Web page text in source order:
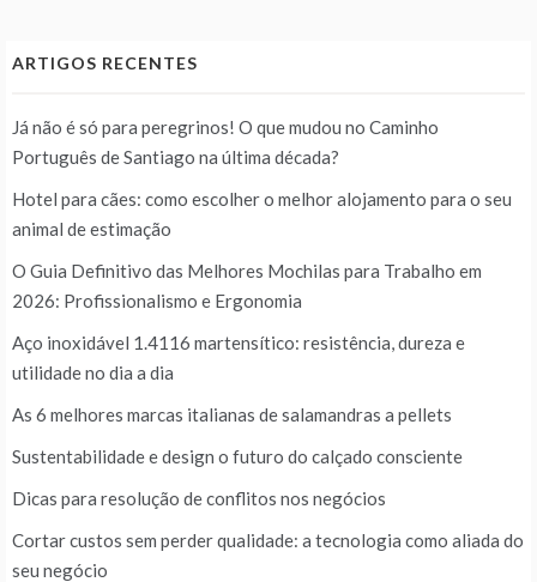
ARTIGOS RECENTES
Já não é só para peregrinos! O que mudou no Caminho
Português de Santiago na última década?
Hotel para cães: como escolher o melhor alojamento para o seu
animal de estimação
O Guia Definitivo das Melhores Mochilas para Trabalho em
2026: Profissionalismo e Ergonomia
Aço inoxidável 1.4116 martensítico: resistência, dureza e
utilidade no dia a dia
As 6 melhores marcas italianas de salamandras a pellets
Sustentabilidade e design o futuro do calçado consciente
Dicas para resolução de conflitos nos negócios
Cortar custos sem perder qualidade: a tecnologia como aliada do
seu negócio